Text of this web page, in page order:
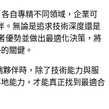
各自專精不同領域，企業可
。無論是追求技術深度還是
優勢並做出最適化決策，將
關鍵。
夥伴時，除了技術能力與服
能力，才能真正找到最適合